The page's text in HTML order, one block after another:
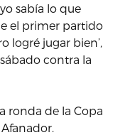
sabía lo que
el primer partido
logré jugar bien’,
contra la
ronda de la Copa